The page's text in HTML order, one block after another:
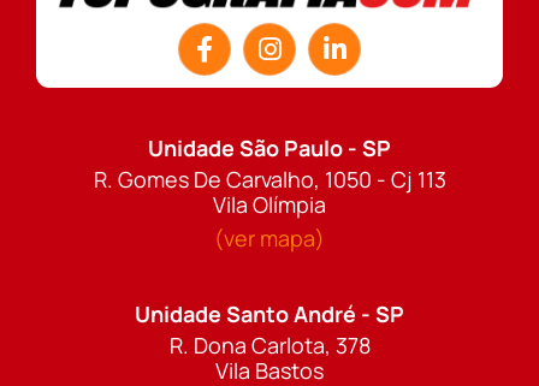
Unidade São Paulo - SP
R. Gomes De Carvalho, 1050 - Cj 113
Vila Olímpia
(ver mapa)
Unidade Santo André - SP
R. Dona Carlota, 378
Vila Bastos